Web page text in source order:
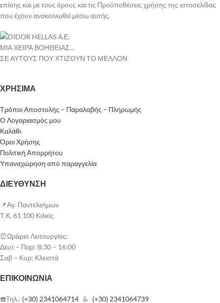
επίσης και με τους όρους και τις Προϋποθέσεις χρήσης της ιστοσελίδας
που έχουν ανακοινωθεί μέσω αυτής.
ΜΙΑ ΧΕΙΡΑ ΒΟΗΘΕΙΑΣ...
ΣΕ ΑΥΤΟΥΣ ΠΟΥ ΧΤΙΖΟΥΝ ΤΟ ΜΕΛΛΟΝ
ΧΡΗΣΙΜΑ
Τρόποι Αποστολής – Παραλαβής – Πληρωμής
Ο Λογαριασμός μου
Καλάθι
Όροι Χρήσης
Πολιτική Απορρήτου
Υπαναχώρηση από παραγγελία
ΔΙΕΥΘΥΝΣΗ
📌Αγ. Παντελεήμων
Τ.Κ. 61 100 Κιλκίς
⏰Ωράριο Λειτουργίας:
Δευτ – Παρ: 8:30 – 16:00
Σαβ – Κυρ: Κλειστά
ΕΠΙΚΟΙΝΩΝΊΑ
☎️Τηλ.: (+30) 2341064714 & (+30) 2341064739